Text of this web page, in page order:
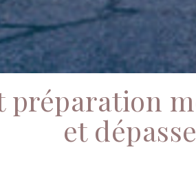
préparation
et